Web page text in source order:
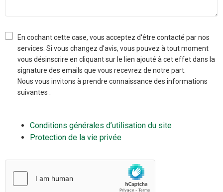
En cochant cette case, vous acceptez d'être contacté par nos
services. Si vous changez d'avis, vous pouvez à tout moment
vous désinscrire en cliquant sur le lien ajouté à cet effet dans la
signature des emails que vous recevrez de notre part.
Nous vous invitons à prendre connaissance des informations
suivantes :
Conditions générales d’utilisation du site
Protection de la vie privée